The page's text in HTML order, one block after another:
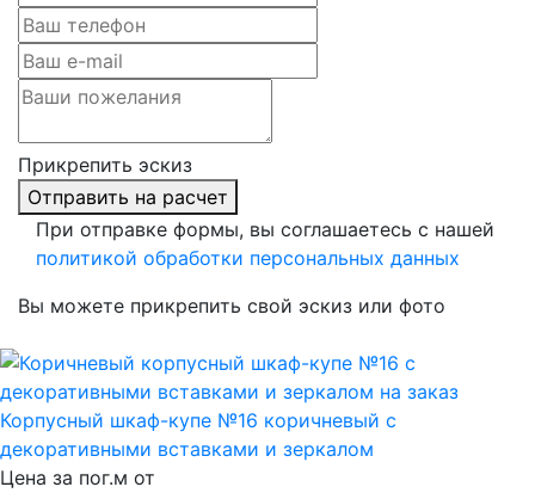
Прикрепить эскиз
Отправить на расчет
При отправке формы, вы соглашаетесь с нашей
политикой обработки персональных данных
Вы можете прикрепить свой эскиз или фото
Корпусный шкаф-купе №16 коричневый с
декоративными вставками и зеркалом
Цена за пог.м от